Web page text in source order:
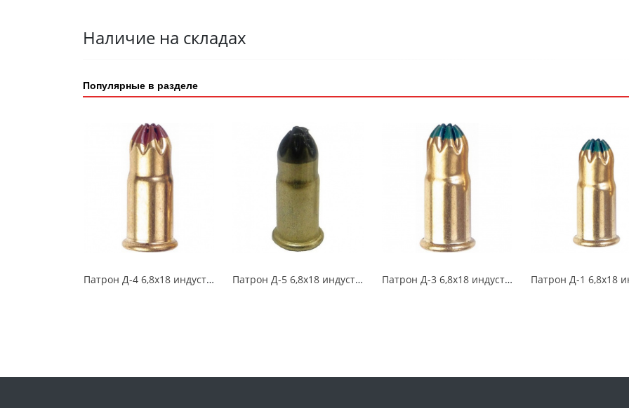
Наличие на складах
Популярные в разделе
Патрон Д-4 6,8х18 индустриальный красный УТ-00004990 Патрон Д-5 6,8х18 индустриальный черный УТ-00004991 Патрон Д-3 6,8х18 индустриальный синий УТ-00004989